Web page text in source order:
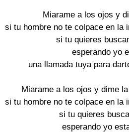
Miarame a los ojos y
si tu hombre no te colpace en la
si tu quieres
esperando yo
una llamada tuya para
Miarame a los ojos y dime
si tu hombre no te colpace en la
si tu quieres
esperando yo